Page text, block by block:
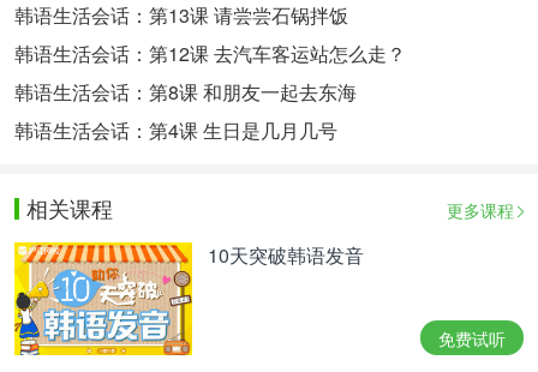
韩语生活会话：第13课 请尝尝石锅拌饭
韩语生活会话：第12课 去汽车客运站怎么走？
韩语生活会话：第8课 和朋友一起去东海
韩语生活会话：第4课 生日是几月几号
相关课程 更多课程
10天突破韩语发音
免费试听